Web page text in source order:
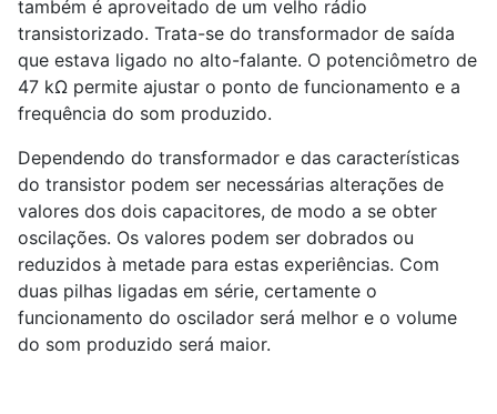
também é aproveitado de um velho rádio
transistorizado. Trata-se do transformador de saída
que estava ligado no alto-falante. O potenciômetro de
47 kΩ permite ajustar o ponto de funcionamento e a
frequência do som produzido.
Dependendo do transformador e das características
do transistor podem ser necessárias alterações de
valores dos dois capacitores, de modo a se obter
oscilações. Os valores podem ser dobrados ou
reduzidos à metade para estas experiências. Com
duas pilhas ligadas em série, certamente o
funcionamento do oscilador será melhor e o volume
do som produzido será maior.